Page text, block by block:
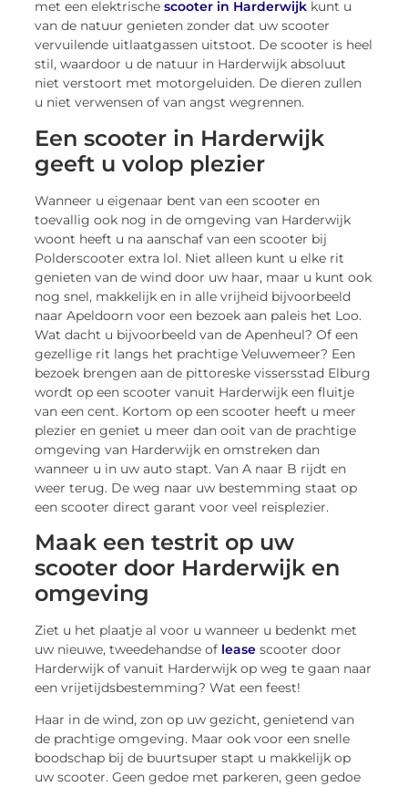
met een elektrischescooter in Harderwijk kunt u
van de natuur genieten zonder dat uw scooter
vervuilende uitlaatgassen uitstoot. De scooter is heel
stil, waardoor u de natuur in Harderwijk absoluut
niet verstoort met motorgeluiden. De dieren zullen
u niet verwensen of van angst wegrennen.
Een scooter in Harderwijk
geeft u volop plezier
Wanneer u eigenaar bent van een scooter en
toevallig ook nog in de omgeving van Harderwijk
woont heeft u na aanschaf van een scooter bij
Polderscooter extra lol. Niet alleen kunt u elke rit
genieten van de wind door uw haar, maar u kunt ook
nog snel, makkelijk en in alle vrijheid bijvoorbeeld
naar Apeldoorn voor een bezoek aan paleis het Loo.
Wat dacht u bijvoorbeeld van de Apenheul? Of een
gezellige rit langs het prachtige Veluwemeer? Een
bezoek brengen aan de pittoreske vissersstad Elburg
wordt op een scooter vanuit Harderwijk een fluitje
van een cent. Kortom op een scooter heeft u meer
plezier en geniet u meer dan ooit van de prachtige
omgeving van Harderwijk en omstreken dan
wanneer u in uw auto stapt. Van A naar B rijdt en
weer terug. De weg naar uw bestemming staat op
een scooter direct garant voor veel reisplezier.
Maak een testrit op uw
scooter door Harderwijk en
omgeving
Ziet u het plaatje al voor u wanneer u bedenkt met
uw nieuwe, tweedehandse of lease scooter door
Harderwijk of vanuit Harderwijk op weg te gaan naar
een vrijetijdsbestemming? Wat een feest!
Haar in de wind, zon op uw gezicht, genietend van
de prachtige omgeving. Maar ook voor een snelle
boodschap bij de buurtsuper stapt u makkelijk op
uw scooter. Geen gedoe met parkeren, geen gedoe